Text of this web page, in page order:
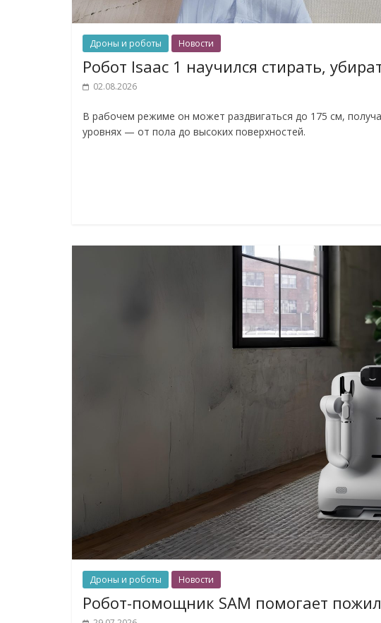
Дроны и роботы Новости
Робот Isaac 1 научился стирать,
02.08.2026
В рабочем режиме он может раздвигаться до 175 см,
уровнях — от пола до высоких поверхностей.
Дроны и роботы Новости
Робот-помощник SAM помогает